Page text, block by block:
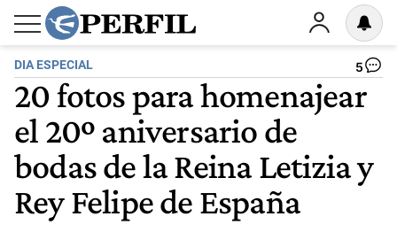
DIA ESPECIAL 5
20 fotos para homenajear
el 20º aniversario de
bodas de la Reina Letizia y
Rey Felipe de España